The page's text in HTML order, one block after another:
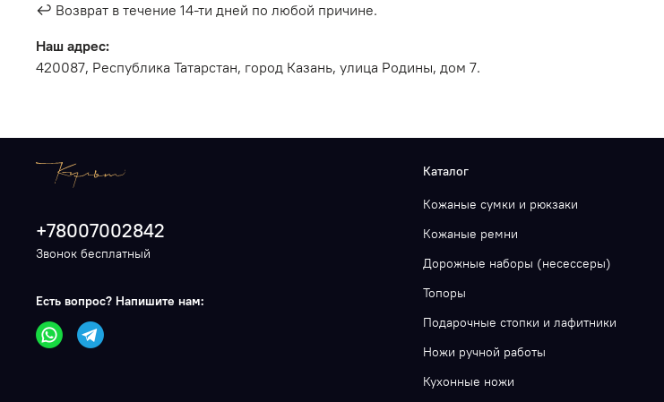
↩️ Возврат в течение 14-ти дней по любой причине.
Наш адрес:
420087, Республика Татарстан, город Казань, улица Родины, дом 7.
Каталог
Кожаные сумки и рюкзаки
Кожаные ремни
Дорожные наборы (несессеры)
Топоры
Подарочные стопки и лафитники
Ножи ручной работы
Кухонные ножи
+78007002842
Звонок бесплатный
Есть вопрос? Напишите нам: